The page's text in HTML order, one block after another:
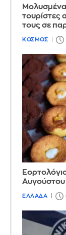
τουρίστες
τους σε
ΚΟΣΜΟΣ
Αυγούστου
ΕΛΛΑΔΑ